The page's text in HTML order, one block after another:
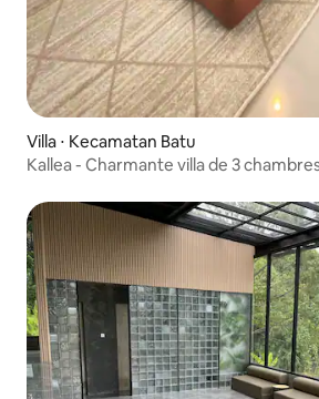
Villa ⋅ Kecamatan Batu
Kallea - Charmante villa de 3